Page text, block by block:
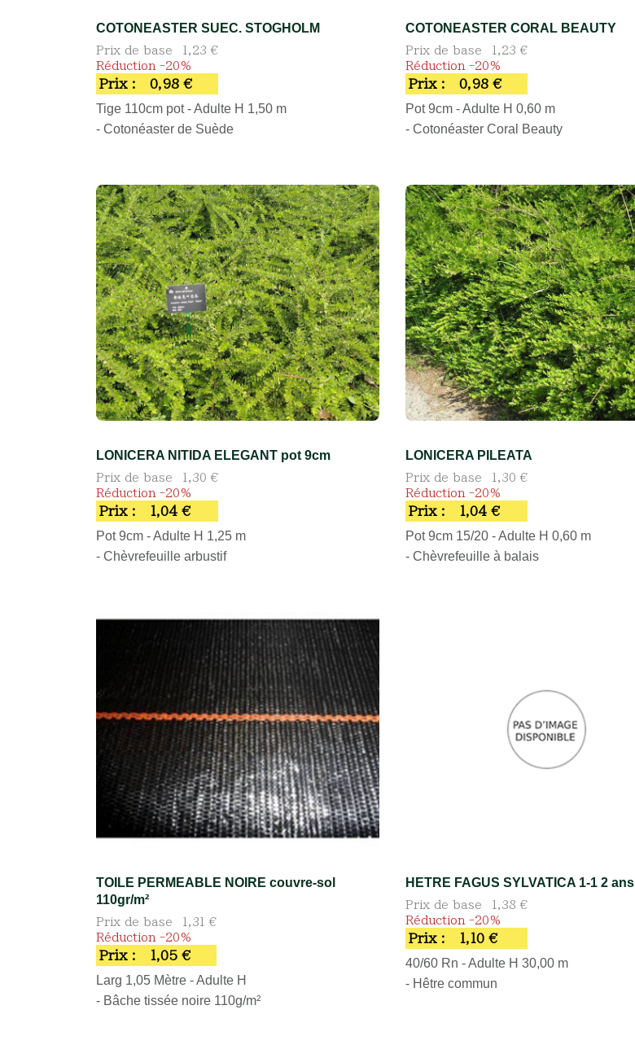
COTONEASTER SUEC. STOGHOLM
Prix de base
1,23 €
Réduction -20%
Prix : 0,98 €
Tige 110cm pot - Adulte H 1,50 m
- Cotonéaster de Suède
COTONEASTER CORAL BEAUTY
Prix de base
1,23 €
Réduction -20%
Prix : 0,98 €
Pot 9cm - Adulte H 0,60 m
- Cotonéaster Coral Beauty
LONICERA NITIDA ELEGANT pot 9cm
Prix de base
1,30 €
Réduction -20%
Prix : 1,04 €
Pot 9cm - Adulte H 1,25 m
- Chèvrefeuille arbustif
LONICERA PILEATA
Prix de base
1,30 €
Réduction -20%
Prix : 1,04 €
Pot 9cm 15/20 - Adulte H 0,60 m
- Chèvrefeuille à balais
TOILE PERMEABLE NOIRE couvre-sol
110gr/m²
Prix de base
1,31 €
Réduction -20%
Prix : 1,05 €
Larg 1,05 Mètre - Adulte H
- Bâche tissée noire 110g/m²
HETRE FAGUS SYLVATICA 1-1 2 ans
Prix de base
1,38 €
Réduction -20%
Prix : 1,10 €
40/60 Rn - Adulte H 30,00 m
- Hêtre commun